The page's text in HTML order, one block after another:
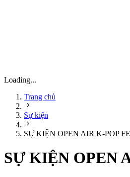
Loading...
Trang chủ
Sự kiện
SỰ KIỆN OPEN AIR K-POP
SỰ KIỆN OPEN